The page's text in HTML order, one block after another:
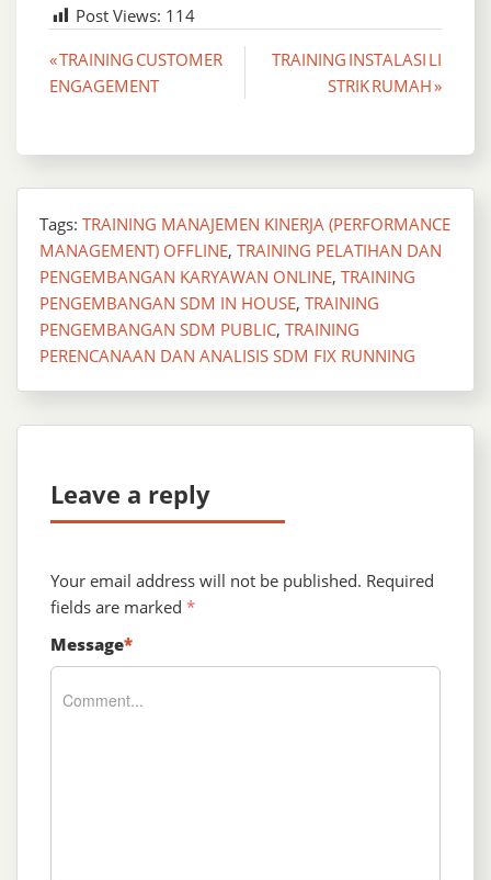
Post Views: 114
Post
navigation
« TRAINING CUSTOMER
ENGAGEMENT
TRAINING INSTALASI LI
STRIK RUMAH »
Tags: TRAINING MANAJEMEN KINERJA (PERFORMANCE
MANAGEMENT) OFFLINE, TRAINING PELATIHAN DAN
PENGEMBANGAN KARYAWAN ONLINE, TRAINING
PENGEMBANGAN SDM IN HOUSE, TRAINING
PENGEMBANGAN SDM PUBLIC, TRAINING
PERENCANAAN DAN ANALISIS SDM FIX RUNNING
Leave a reply
Your email address will not be published. Required
fields are marked *
Message*